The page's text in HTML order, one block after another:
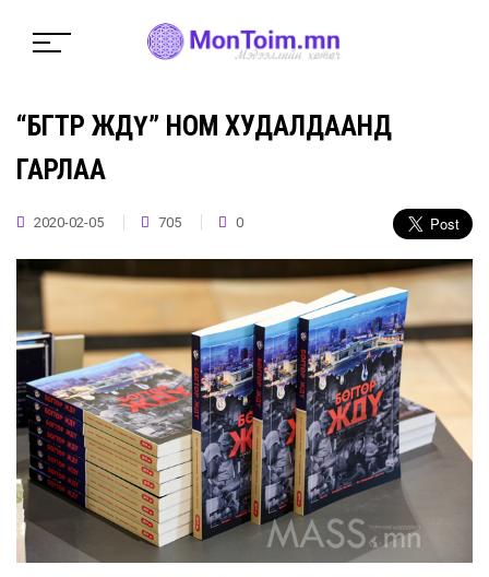
“БӨГТӨР ЖДҮ” НОМ ХУДАЛДААНД
ГАРЛАА
2020-02-05 705 0